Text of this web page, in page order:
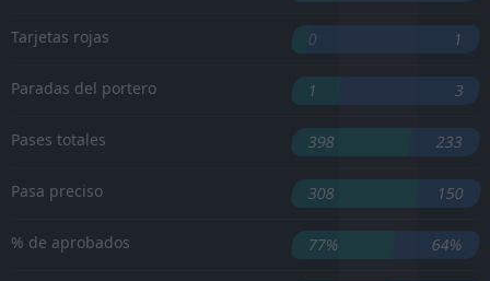
Tarjetas rojas 0 1
Paradas del portero 1 3
Pases totales 398 233
Pasa preciso 308 150
% de aprobados 77% 64%